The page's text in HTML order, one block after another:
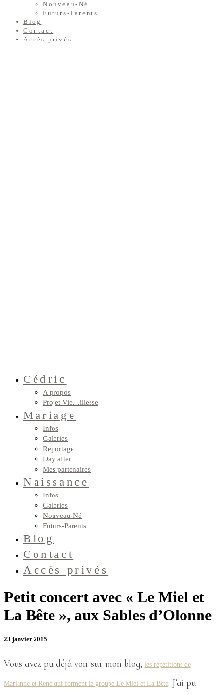
Nouveau-Né
Futurs-Parents
Blog
Contact
Accès privés
Cédric
A propos
Projet Vie…illesse
Mariage
Infos
Galeries
Reportage
Day after
Mes partenaires
Naissance
Infos
Galeries
Nouveau-Né
Futurs-Parents
Blog
Contact
Accès privés
Petit concert avec « Le Miel et
La Bête », aux Sables d’Olonne
23 janvier 2015
Vous avez pu déjà voir sur mon blog, les répétitions de
Marianne et René qui forment le groupe Le Miel et La Bête. J’ai pu